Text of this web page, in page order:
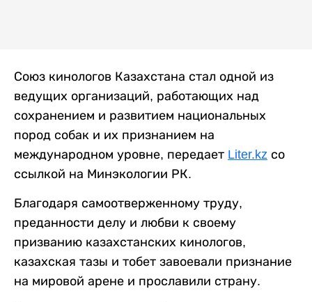
Союз кинологов Казахстана стал одной из
ведущих организаций, работающих над
сохранением и развитием национальных
пород собак и их признанием на
международном уровне, передает Liter.kz со
ссылкой на Минэкологии РК.
Благодаря самоотверженному труду,
преданности делу и любви к своему
призванию казахстанских кинологов,
казахская тазы и тобет завоевали признание
на мировой арене и прославили страну.